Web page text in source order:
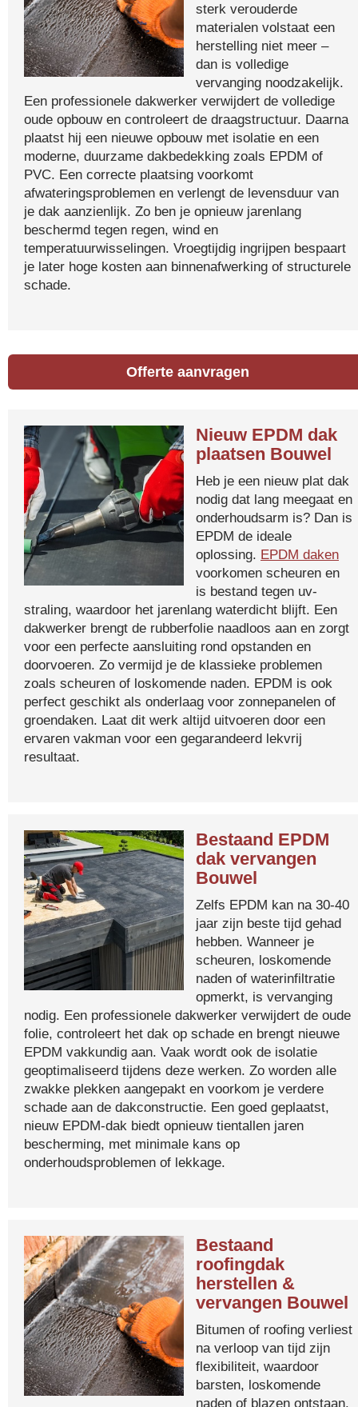
sterk verouderde
materialen volstaat een
herstelling niet meer –
dan is volledige
vervanging noodzakelijk.
Een professionele dakwerker verwijdert de volledige
oude opbouw en controleert de draagstructuur. Daarna
plaatst hij een nieuwe opbouw met isolatie en een
moderne, duurzame dakbedekking zoals EPDM of
PVC. Een correcte plaatsing voorkomt
afwateringsproblemen en verlengt de levensduur van
je dak aanzienlijk. Zo ben je opnieuw jarenlang
beschermd tegen regen, wind en
temperatuurwisselingen. Vroegtijdig ingrijpen bespaart
je later hoge kosten aan binnenafwerking of structurele
schade.
Offerte aanvragen
Nieuw EPDM dak
plaatsen Bouwel
Heb je een nieuw plat dak
nodig dat lang meegaat en
onderhoudsarm is? Dan is
EPDM de ideale
oplossing. EPDM daken
voorkomen scheuren en
is bestand tegen uv-
straling, waardoor het jarenlang waterdicht blijft. Een
dakwerker brengt de rubberfolie naadloos aan en zorgt
voor een perfecte aansluiting rond opstanden en
doorvoeren. Zo vermijd je de klassieke problemen
zoals scheuren of loskomende naden. EPDM is ook
perfect geschikt als onderlaag voor zonnepanelen of
groendaken. Laat dit werk altijd uitvoeren door een
ervaren vakman voor een gegarandeerd lekvrij
resultaat.
Bestaand EPDM
dak vervangen
Bouwel
Zelfs EPDM kan na 30-40
jaar zijn beste tijd gehad
hebben. Wanneer je
scheuren, loskomende
naden of waterinfiltratie
opmerkt, is vervanging
nodig. Een professionele dakwerker verwijdert de oude
folie, controleert het dak op schade en brengt nieuwe
EPDM vakkundig aan. Vaak wordt ook de isolatie
geoptimaliseerd tijdens deze werken. Zo worden alle
zwakke plekken aangepakt en voorkom je verdere
schade aan de dakconstructie. Een goed geplaatst,
nieuw EPDM-dak biedt opnieuw tientallen jaren
bescherming, met minimale kans op
onderhoudsproblemen of lekkage.
Bestaand
roofingdak
herstellen &
vervangen Bouwel
Bitumen of roofing verliest
na verloop van tijd zijn
flexibiliteit, waardoor
barsten, loskomende
naden of blazen ontstaan.